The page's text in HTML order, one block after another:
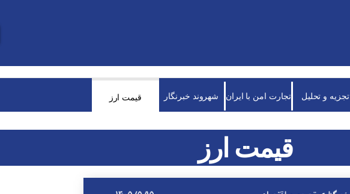
تجزیه و تحلیل تجارت امن با ایران شهروند خبرنگار قیمت ارز
قیمت ارز